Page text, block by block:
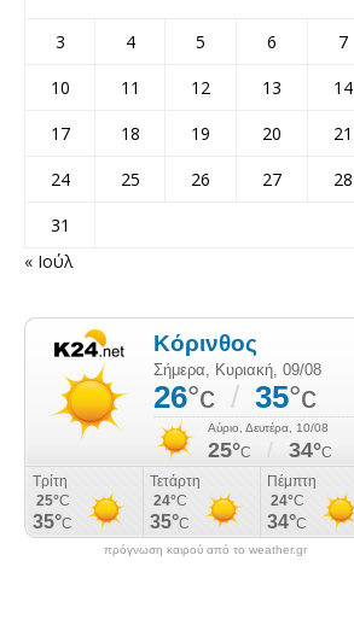
3
4 5 6 7
10
11 12 13 14
17
18 19 20 21
24
25 26 27 28
31
« Ιούλ
πρόγνωση καιρού από το weather.gr